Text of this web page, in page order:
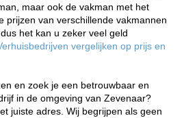
maar ook de vakman met het
prijzen van verschillende vakmannen
het kan u zeker veel geld
vergelijken op prijs en
en zoek je een betrouwbaar en
in de omgeving van Zevenaar?
juiste adres. Wij begrijpen als geen